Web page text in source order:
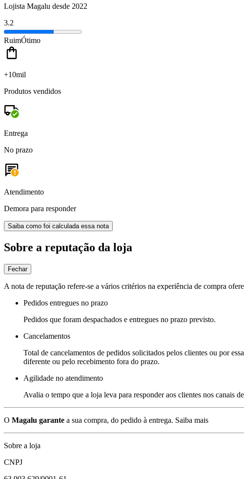
Lojista Magalu desde 2022
3.2
RuimÓtimo
+10mil
Produtos vendidos
Entrega
No prazo
Atendimento
Demora para responder
Saiba como foi calculada essa nota
Sobre a reputação da loja
Fechar
A nota de reputação refere-se a vários critérios na experiência de compra
Pedidos entregues no prazo
Pedidos que foram despachados e entregues no prazo previsto.
Cancelamentos
Total de cancelamentos de pedidos solicitados pelos clientes ou por
diferente ou pelo recebimento fora do prazo.
Agilidade no atendimento
Avalia o tempo que a loja leva para responder aos clientes nos canais
O Magalu garante a sua compra, do pedido à entrega. Saiba mais
Sobre a loja
CNPJ